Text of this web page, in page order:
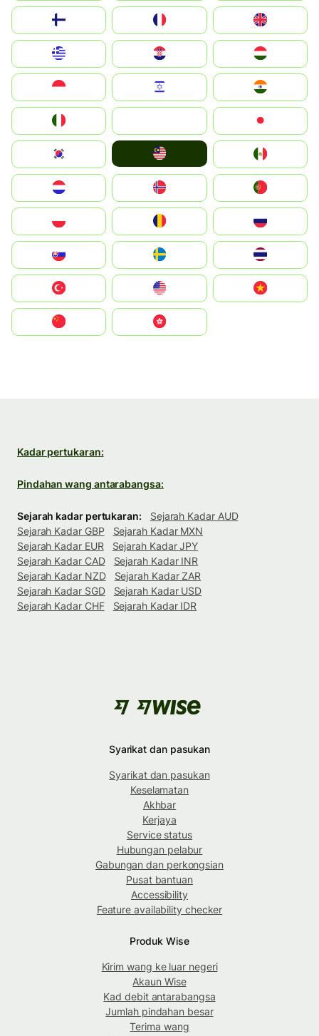
United Kingdom
Magyarország
South Korea
United States
中國香港特別行政區
Kadar pertukaran:
Pindahan wang antarabangsa:
Sejarah kadar pertukaran:
Sejarah Kadar AUD
Sejarah Kadar GBP
Sejarah Kadar MXN
Sejarah Kadar EUR
Sejarah Kadar JPY
Sejarah Kadar CAD
Sejarah Kadar INR
Sejarah Kadar NZD
Sejarah Kadar ZAR
Sejarah Kadar SGD
Sejarah Kadar USD
Sejarah Kadar CHF
Sejarah Kadar IDR
Syarikat dan pasukan
Syarikat dan pasukan
Keselamatan
Akhbar
Kerjaya
Service status
Hubungan pelabur
Gabungan dan perkongsian
Pusat bantuan
Accessibility
Feature availability checker
Produk Wise
Kirim wang ke luar negeri
Akaun Wise
Kad debit antarabangsa
Jumlah pindahan besar
Terima wang